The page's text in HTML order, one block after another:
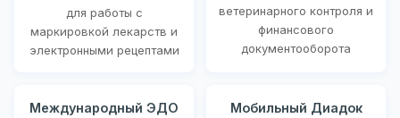
для работы с
маркировкой лекарств и
электронными рецептами
ветеринарного контроля и
финансового
документооборота
Международный ЭДО Мобильный Диадок